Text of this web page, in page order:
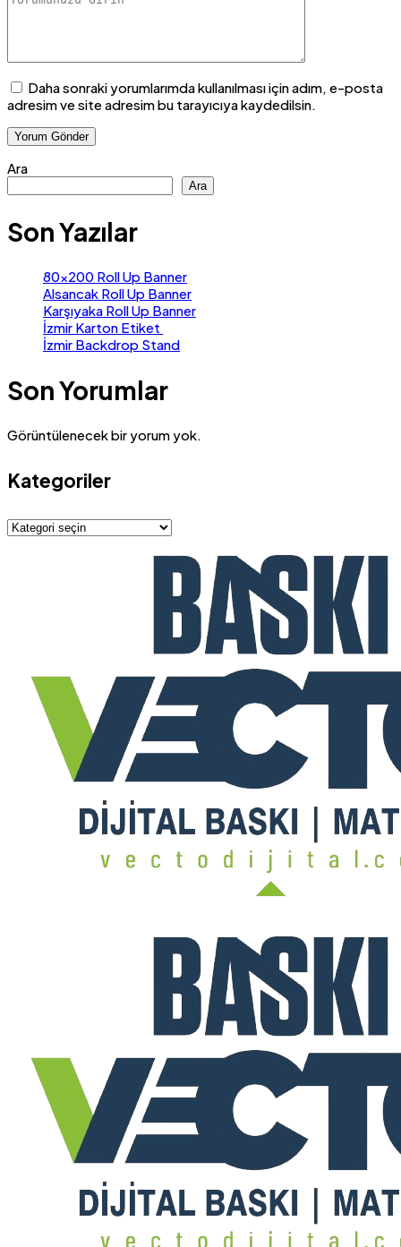
Daha sonraki yorumlarımda kullanılması için adım, e-posta
adresim ve site adresim bu tarayıcıya kaydedilsin.
Ara
Ara
Son Yazılar
80×200 Roll Up Banner
Alsancak Roll Up Banner
Karşıyaka Roll Up Banner
İzmir Karton Etiket
İzmir Backdrop Stand
Son Yorumlar
Görüntülenecek bir yorum yok.
Kategoriler
Kategoriler